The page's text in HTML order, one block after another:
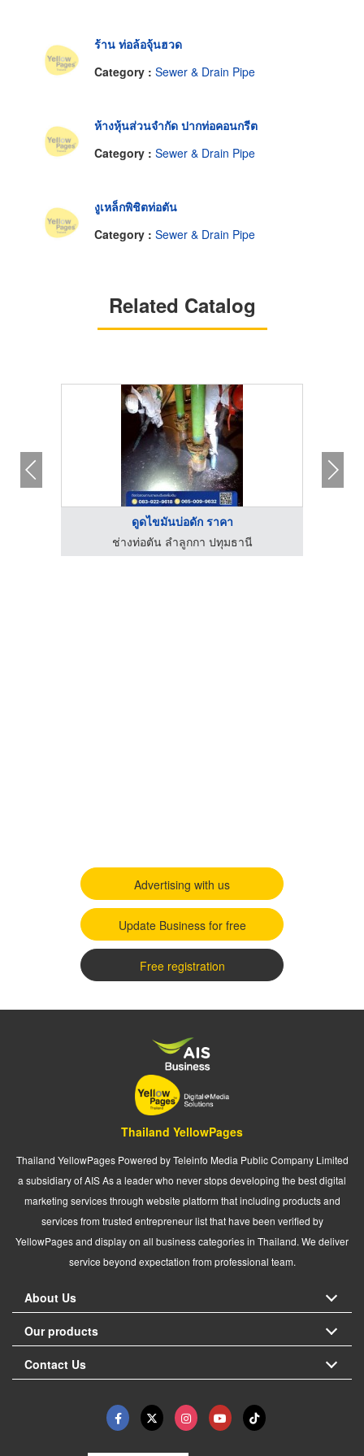
ร้าน ท่อล้อจุ้นฮวด
Category : Sewer & Drain Pipe
ห้างหุ้นส่วนจำกัด ปากท่อคอนกรีต
Category : Sewer & Drain Pipe
งูเหล็กพิชิตท่อตัน
Category : Sewer & Drain Pipe
Related Catalog
ดูดไขมันบ่อดัก ราคา
ช่างท่อตัน ลำลูกกา ปทุมธานี
Advertising with us
Update Business for free
Free registration
Thailand YellowPages
Thailand YellowPages Powered by Teleinfo Media Public Company Limited
a subsidiary of AIS As a leader who never stops developing the best digital
marketing services through website platform that including products and
services from trusted entrepreneur list that have been verified by
YellowPages and display on all business categories in Thailand. We deliver
service beyond expectation from professional team.
About Us
Our products
Contact Us